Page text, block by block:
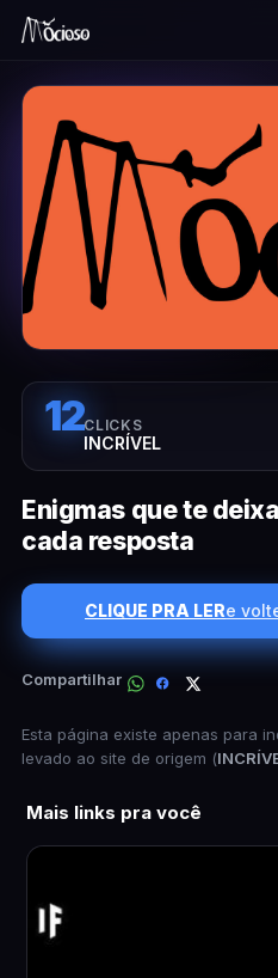
12CLICKS
INCRÍVEL
Enigmas que te
cada resposta
CLIQUE PRA LERe
Compartilhar
Esta página existe apenas para
levado ao site de origem (
Mais links pra você